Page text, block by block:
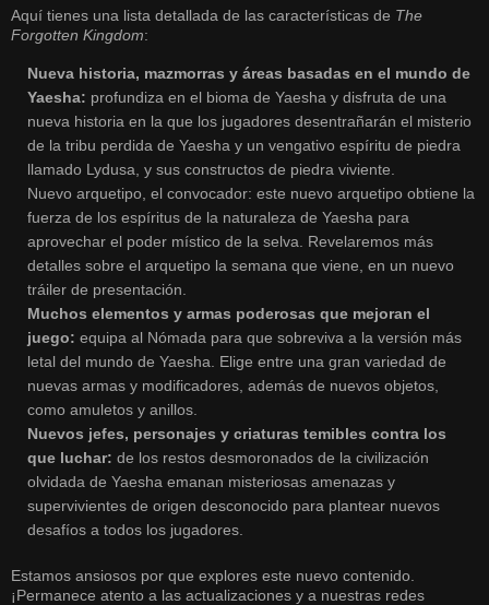
Aquí tienes una lista detallada de las características de The
Forgotten Kingdom:
Nueva historia, mazmorras y áreas basadas en el mundo de
Yaesha: profundiza en el bioma de Yaesha y disfruta de una
nueva historia en la que los jugadores desentrañarán el misterio
de la tribu perdida de Yaesha y un vengativo espíritu de piedra
llamado Lydusa, y sus constructos de piedra viviente.
Nuevo arquetipo, el convocador: este nuevo arquetipo obtiene la
fuerza de los espíritus de la naturaleza de Yaesha para
aprovechar el poder místico de la selva. Revelaremos más
detalles sobre el arquetipo la semana que viene, en un nuevo
tráiler de presentación.
Muchos elementos y armas poderosas que mejoran el
juego: equipa al Nómada para que sobreviva a la versión más
letal del mundo de Yaesha. Elige entre una gran variedad de
nuevas armas y modificadores, además de nuevos objetos,
como amuletos y anillos.
Nuevos jefes, personajes y criaturas temibles contra los
que luchar: de los restos desmoronados de la civilización
olvidada de Yaesha emanan misteriosas amenazas y
supervivientes de origen desconocido para plantear nuevos
desafíos a todos los jugadores.
Estamos ansiosos por que explores este nuevo contenido.
¡Permanece atento a las actualizaciones y a nuestras redes